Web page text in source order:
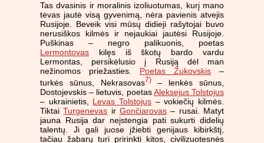
Tas dvasinis ir moralinis izoliuotumas, kurį mano
tėvas jautė visą gyvenimą, nėra pavienis atvejis
Rusijoje. Beveik visi mūsų didieji rašytojai buvo
nerusiškos kilmės ir nejaukiai jautėsi Rusijoje.
Puškinas – negro palikuonis, poetas
Lermontovas kilęs iš škotų bardo vardu
Lermontas, persikėlusio į Rusiją dėl man
nežinomos priežasties. Poetas Žukovskis –
turkės sūnus, Nekrasovas7)– lenkės sūnus,
Dostojevskis – lietuvis, poetasAleksejus Tolstojus
– ukrainietis, Levas Tolstojus – vokiečių kilmės.
TiktaiTurgenevas irGončiarovas – rusai. Matyt
jauna Rusija dar neįstengia pati sukurti didelių
talentų. Ji gali juose įžiebti genijaus kibirkštį,
tačiau žabarų turi pririnkti kitos, civilizuotesnės